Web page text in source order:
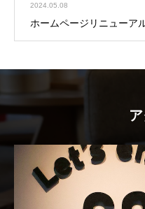
2024.05.08
ホームページリニューア